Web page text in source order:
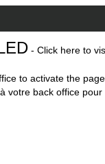
- Click here to
to activate the
votre back office